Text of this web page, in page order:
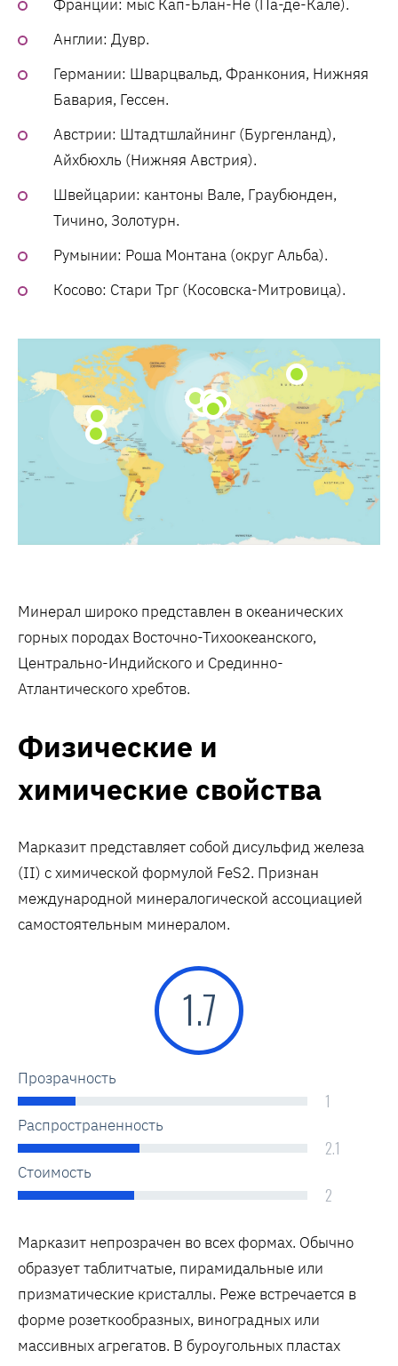
Франции: мыс Кап-Блан-Не (Па-де-Кале).
Англии: Дувр.
Германии: Шварцвальд, Франкония, Нижняя
Бавария, Гессен.
Австрии: Штадтшлайнинг (Бургенланд),
Айхбюхль (Нижняя Австрия).
Швейцарии: кантоны Вале, Граубюнден,
Тичино, Золотурн.
Румынии: Роша Монтана (округ Альба).
Косово: Стари Трг (Косовска-Митровица).
Минерал широко представлен в океанических
горных породах Восточно-Тихоокеанского,
Центрально-Индийского и Срединно-
Атлантического хребтов.
Физические и
химические свойства
Марказит представляет собой дисульфид железа
(II) с химической формулой FeS2. Признан
международной минералогической ассоциацией
самостоятельным минералом.
1.7
Прозрачность
1
Распространенность
2.1
Стоимость
2
Марказит непрозрачен во всех формах. Обычно
образует таблитчатые, пирамидальные или
призматические кристаллы. Реже встречается в
форме розеткообразных, виноградных или
массивных агрегатов. В буроугольных пластах